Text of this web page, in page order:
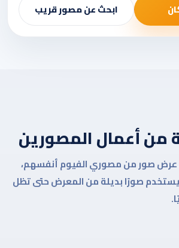
ابحث عن مصور قريب
من أعمال المصورين
عرض صور من مصوري الفيوم أنفسهم،
صورًا بديلة من المعرض حتى تظل